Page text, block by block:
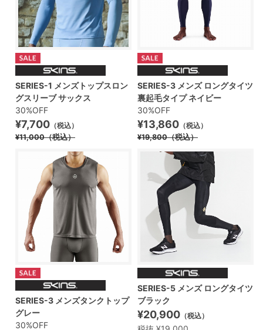
SERIES-1 メンズトップスロン
グスリーブ サックス
30%OFF
¥7,700 （税込）
¥11,000（税込）
SERIES-3 メンズ ロングタイツ
裏起毛タイプ ネイビー
30%OFF
¥13,860 （税込）
¥19,800（税込）
SERIES-3 メンズタンクトップ
グレー
30%OFF
SERIES-5 メンズ ロングタイツ
ブラック
¥20,900 （税込）